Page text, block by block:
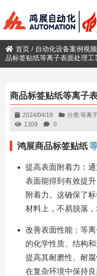
首页 / 自动化设备案例视频
品标签贴纸等离子表面处理工
商品标签贴纸等离子
2024/04/18 分类:等离
1309
0
鸿展商品标签贴纸
提高表面附着力：
表面能得到有效提
附着力。这确保了
材料上，不易脱落
改善表面性能：等
的化学性质、结构
提高其耐磨性、耐
在复杂环境中保持良